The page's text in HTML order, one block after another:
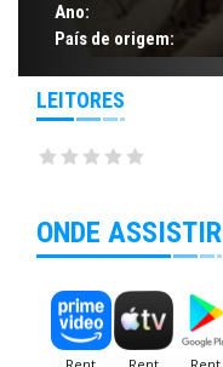
Ano:
País de origem:
LEITORES
ONDE ASSISTIR